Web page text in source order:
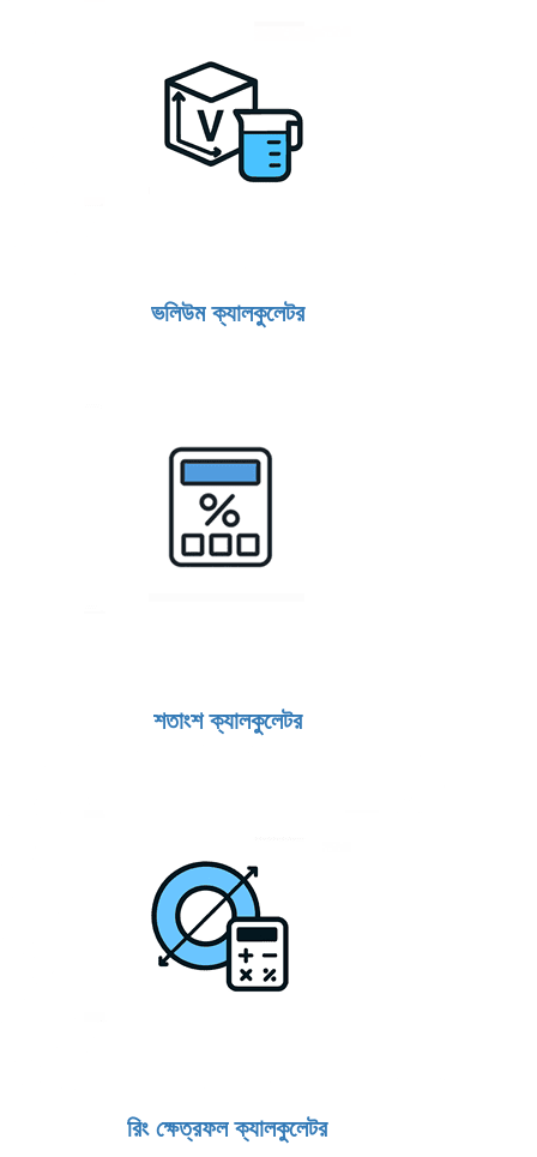
ভলিউম ক্যালকুলেটর
শতাংশ ক্যালকুলেটর
রিং ক্ষেত্রফল ক্যালকুলেটর